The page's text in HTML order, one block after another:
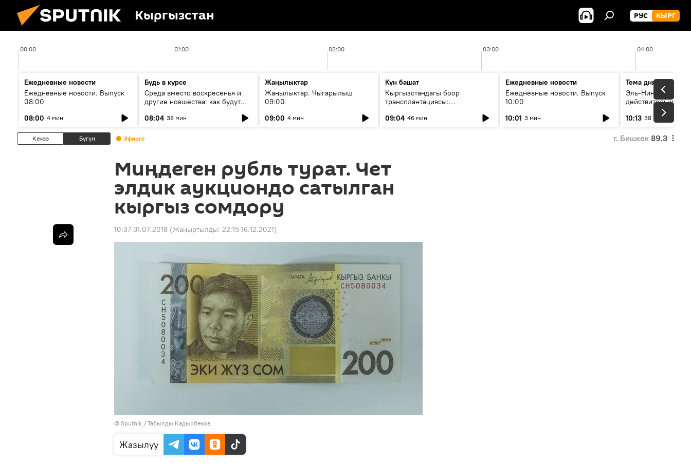
Кыргызстан РУС КЫРГ
00:00 01:00 02:00 03:00 04:00
Ежедневные новости
Ежедневные новости. Выпуск
08:00
08:00 4 мин
Будь в курсе
Среда вместо воскресенья и
другие новшества: как будут
08:04 38 мин
Жаңылыктар
Жаңылыктар. Чыгарылыш
09:00
09:00 4 мин
Күн башат
Кыргызстандагы боор
трансплантациясы:
келечеги
09:04 46 мин
Ежедневные новости
Ежедневные новости. Выпуск
10:00
10:01 3 мин
Тема дня
Эль-Ниньо, жара и
действительно
погоду в
10:13 38 мин
Кечээ Бүгүн Эфирге г. Бишкек 89.3
Миңдеген рубль турат. Чет
элдик аукциондо сатылган
кыргыз сомдору
10:37 31.07.2018 (Жаңыртылды: 22:15 16.12.2021)
© Sputnik / Табылды Кадырбеков
Жазылуу